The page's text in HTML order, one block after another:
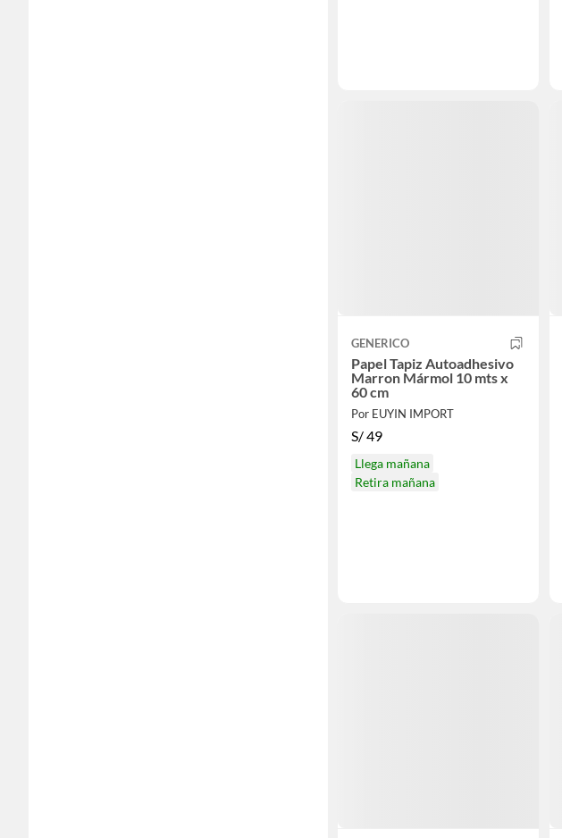
GENERICO
Papel Tapiz Autoadhesivo
Marron Mármol 10 mts x
60 cm
Por EUYIN IMPORT
S/49
Llega mañana
Retira mañana